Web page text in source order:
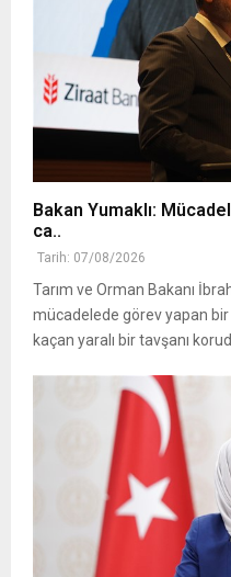
Bakan Yumaklı:
ca..
Tarih: 07/08/2026
Tarım ve Orman Bakanı
mücadelede görev yapan
kaçan yaralı bir tavşanı